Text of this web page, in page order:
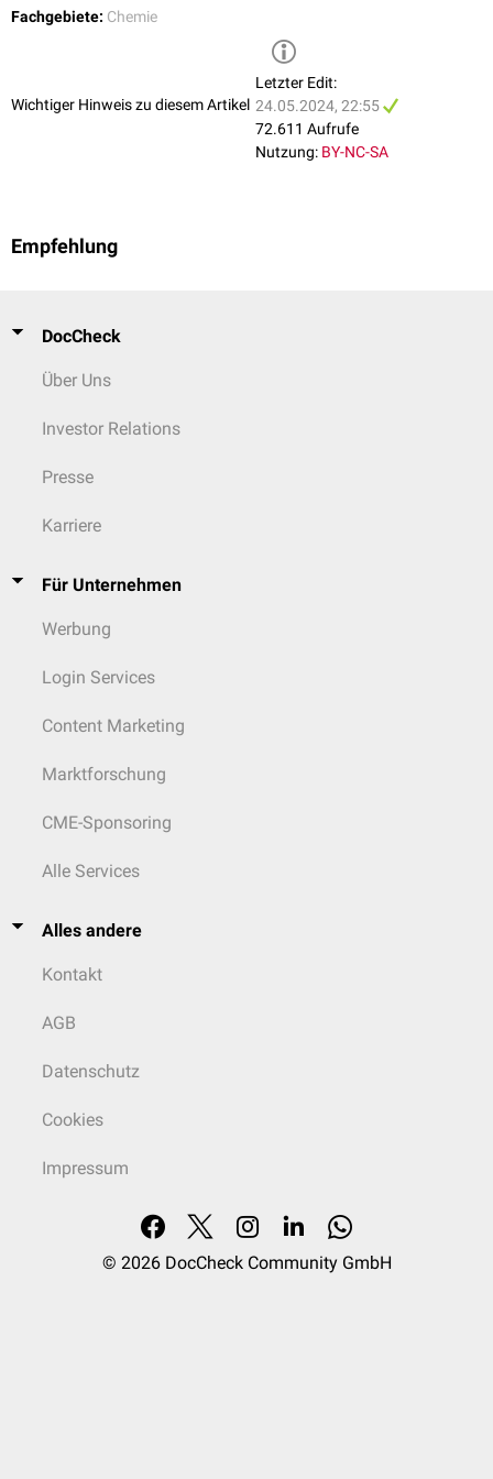
miteinander vermengt, spricht man von einem racemischen Gemisch
Racemat
Fachgebiete: Chemie
Wichtiger Hinweis zu diesem Artikel
Letzter Edit:
24.05.2024, 22:55
72.611 Aufrufe
Nutzung: BY-NC-SA
Empfehlung
DocCheck
Über Uns
Investor Relations
Presse
Karriere
Für Unternehmen
Werbung
Login Services
Content Marketing
Marktforschung
CME-Sponsoring
Alle Services
Alles andere
Kontakt
AGB
Datenschutz
Cookies
Impressum
© 2026 DocCheck Community GmbH